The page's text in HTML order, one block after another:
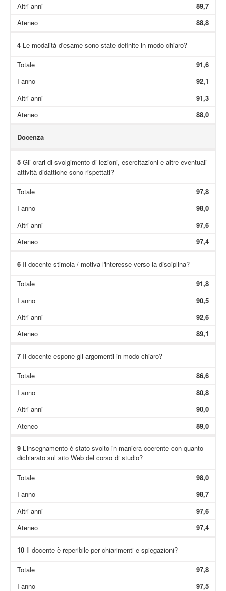
Altri anni
89,7
Ateneo
88,8
4Le modalità d'esame sono state definite in modo chiaro?
Totale
91,6
I anno
92,1
Altri anni
91,3
Ateneo
88,0
Docenza
5Gli orari di svolgimento di lezioni, esercitazioni e altre eventuali
attività didattiche sono rispettati?
Totale
97,8
I anno
98,0
Altri anni
97,6
Ateneo
97,4
6Il docente stimola / motiva l'interesse verso la disciplina?
Totale
91,8
I anno
90,5
Altri anni
92,6
Ateneo
89,1
7Il docente espone gli argomenti in modo chiaro?
Totale
86,6
I anno
80,8
Altri anni
90,0
Ateneo
89,0
9L’insegnamento è stato svolto in maniera coerente con quanto
dichiarato sul sito Web del corso di studio?
Totale
98,0
I anno
98,7
Altri anni
97,6
Ateneo
97,4
10Il docente è reperibile per chiarimenti e spiegazioni?
Totale
97,8
I anno
97,5